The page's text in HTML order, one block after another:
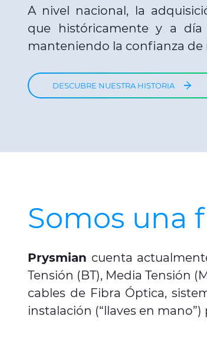
A nivel nacional, la
que históricamente y a
manteniendo la confianza de
DESCUBRE NUESTRA HISTORIA
Somos una
Prysmian cuenta
Tensión (BT), Media Tensión
cables de Fibra Óptica,
instalación (“llaves en